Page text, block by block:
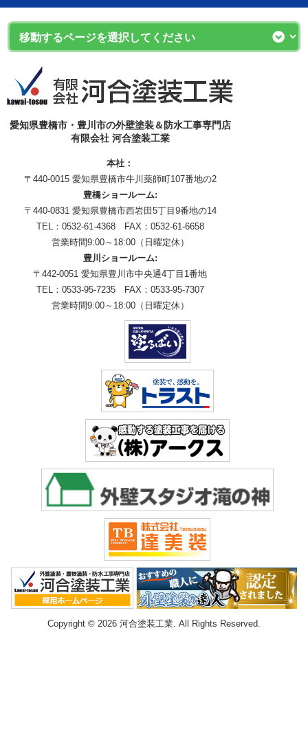
愛知県豊橋市・豊川市の外壁塗装＆防水工事専門店
有限会社 河合塗装工業
本社：
〒440-0015 愛知県豊橋市牛川薬師町107番地の2
豊橋ショールーム:
〒440-0831 愛知県豊橋市西岩田5丁目9番地の14
TEL：0532-61-4368 FAX：0532-61-6658
営業時間9:00～18:00（日曜定休）
豊川ショールーム:
〒442-0051 愛知県豊川市中央通4丁目1番地
TEL：0533-95-7235 FAX：0533-95-7307
営業時間9:00～18:00（日曜定休）
Copyright © 2026 河合塗装工業. All Rights Reserved.